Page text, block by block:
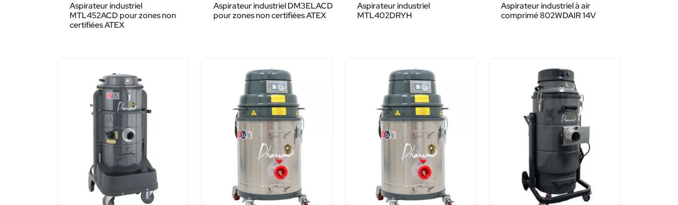
Aspirateur industriel
MTL452ACD pour zones non
certifiées ATEX
Aspirateur industriel DM3ELACD
pour zones non certifiées ATEX
Aspirateur industriel
MTL402DRYH
Aspirateur industriel à air
comprimé 802WDAIR 14V